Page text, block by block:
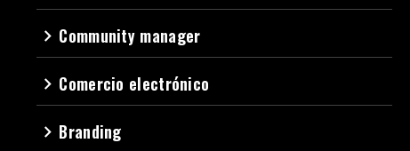
navigate_next Community manager
navigate_next Comercio electrónico
navigate_next Branding